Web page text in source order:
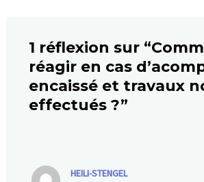
1 réflexion sur
réagir en cas
encaissé et travaux
effectués ?”
HEILI-STENGEL